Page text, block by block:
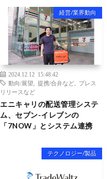
経営/業界動向
2024.12.12 15:48:42
動向/展望
提携/合弁など
プレス
リリースなど
エニキャリの配送管理システ
ム、セブン-イレブンの
「7NOW」とシステム連携
テクノロジー/製品